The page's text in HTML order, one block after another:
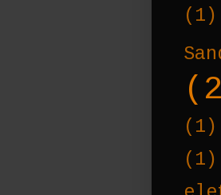
(1)
(1)
(1)